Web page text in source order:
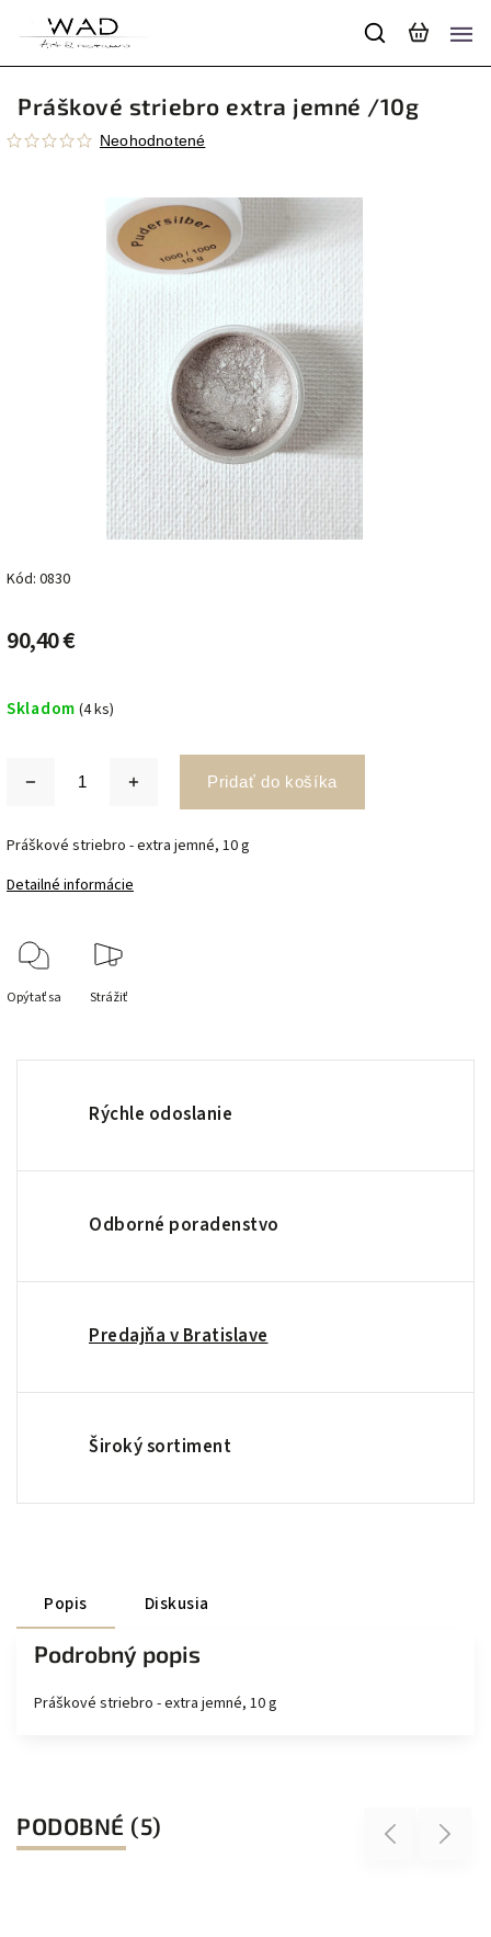
Práškové striebro extra jemné /10g
Neohodnotené
Kód: 0830
90,40 €
Skladom (4 ks)
Pridať do košíka
Práškové striebro - extra jemné, 10 g
Detailné informácie
Opýtať sa Strážiť
Rýchle odoslanie
Odborné poradenstvo
Predajňa v Bratislave
Široký sortiment
Popis Diskusia
Podrobný popis
Práškové striebro - extra jemné, 10 g
PODOBNÉ (5) Previous Next